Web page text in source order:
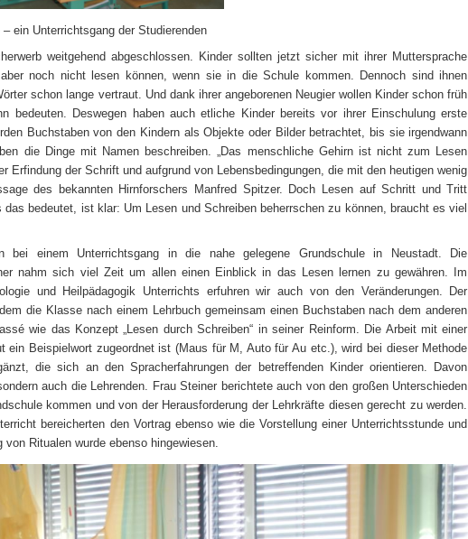
ein Unterrichtsgang der Studierenden
weitgehend abgeschlossen. Kinder sollten jetzt sicher mit ihrer Muttersprache
noch nicht lesen können, wenn sie in die Schule kommen. Dennoch sind ihnen
schon lange vertraut. Und dank ihrer angeborenen Neugier wollen Kinder schon früh
bedeuten. Deswegen haben auch etliche Kinder bereits vor ihrer Einschulung erste
Buchstaben von den Kindern als Objekte oder Bilder betrachtet, bis sie irgendwann
die Dinge mit Namen beschreiben. „Das menschliche Gehirn ist nicht zum Lesen
Erfindung der Schrift und aufgrund von Lebensbedingungen, die mit den heutigen wenig
des bekannten Hirnforschers Manfred Spitzer. Doch Lesen auf Schritt und Tritt
bedeutet, ist klar: Um Lesen und Schreiben beherrschen zu können, braucht es viel
bei einem Unterrichtsgang in die nahe gelegene Grundschule in Neustadt. Die
nahm sich viel Zeit um allen einen Einblick in das Lesen lernen zu gewähren. Im
und Heilpädagogik Unterrichts erfuhren wir auch von den Veränderungen. Der
die Klasse nach einem Lehrbuch gemeinsam einen Buchstaben nach dem anderen
wie das Konzept „Lesen durch Schreiben“ in seiner Reinform. Die Arbeit mit einer
ein Beispielwort zugeordnet ist (Maus für M, Auto für Au etc.), wird bei dieser Methode
die sich an den Spracherfahrungen der betreffenden Kinder orientieren. Davon
auch die Lehrenden. Frau Steiner berichtete auch von den großen Unterschieden
kommen und von der Herausforderung der Lehrkräfte diesen gerecht zu werden.
bereicherten den Vortrag ebenso wie die Vorstellung einer Unterrichtsstunde und
Ritualen wurde ebenso hingewiesen.